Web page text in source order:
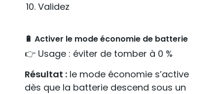
Validez
🔋 Activer le mode économie de batterie
👉 Usage : éviter de tomber à 0 %
Résultat : le mode économie s’active
dès que la batterie descend sous un